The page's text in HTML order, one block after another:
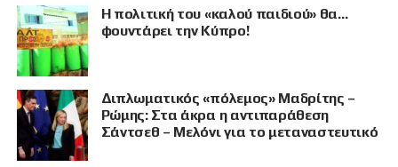
ΠΡΟΒΟΛΗ
Η πολιτική του «καλού παιδιού» θα…
φουντάρει την Κύπρο!
Διπλωματικός «πόλεμος» Μαδρίτης –
Ρώμης: Στα άκρα η αντιπαράθεση
Σάντσεθ – Μελόνι για το μεταναστευτικό